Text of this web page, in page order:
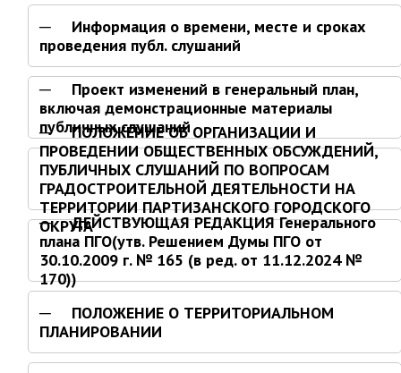
Старый и новый Партизанск
Сучанские каменноугольные копи
Книга «Партизанску 125 лет. Город в
лицах и судьбах.»
Книга «О геологах – с пристрастием»
Книга "Партизанск. Энергия времени."
Глава МОГП
Отчёты главы
Первый заместитель
Заместители главы администрации
График приёма граждан
август 2026 г.
Информация о времени, месте и сроках
проведения публ. слушаний
Проект изменений в генеральный план,
включая демонстрационные материалы
публичных слушаний
ПОЛОЖЕНИЕ ОБ ОРГАНИЗАЦИИ И
ПРОВЕДЕНИИ ОБЩЕСТВЕННЫХ ОБСУЖДЕНИЙ,
ПУБЛИЧНЫХ СЛУШАНИЙ ПО ВОПРОСАМ
ГРАДОСТРОИТЕЛЬНОЙ ДЕЯТЕЛЬНОСТИ НА
ТЕРРИТОРИИ ПАРТИЗАНСКОГО ГОРОДСКОГО
ОКРУГАДЕЙСТВУЮЩАЯ РЕДАКЦИЯ Генерального
плана ПГО(утв. Решением Думы ПГО от
30.10.2009 г. № 165 (в ред. от 11.12.2024 №
170))
ПОЛОЖЕНИЕ О ТЕРРИТОРИАЛЬНОМ
ПЛАНИРОВАНИИ